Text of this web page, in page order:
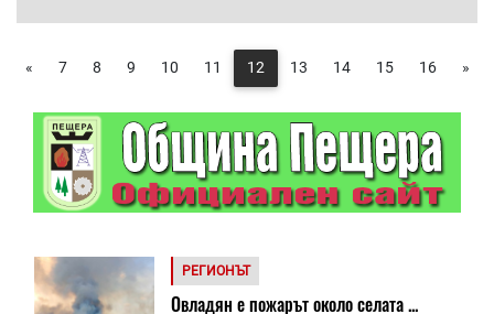
« 7 8 9 10 11 12 13 14 15 16 »
РЕГИОНЪТ
Овладян е пожарът около селата ...